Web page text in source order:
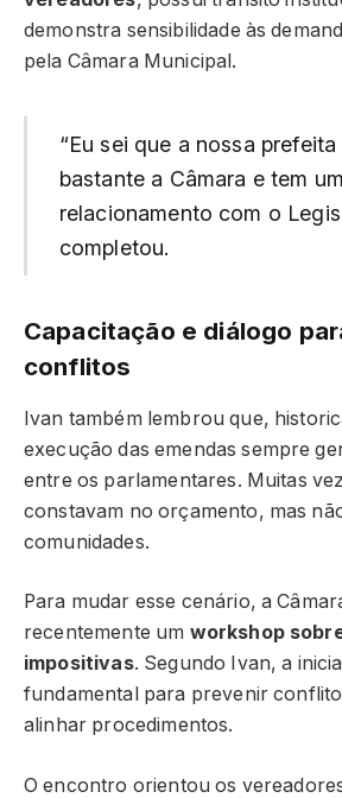
demonstra sensibilidade às
pela Câmara Municipal.
“Eu sei que a nossa
bastante a Câmara e tem
relacionamento com o
completou.
Capacitação e diálogo
conflitos
Ivan também lembrou que,
execução das emendas sempre
entre os parlamentares. Muitas
constavam no orçamento, mas
comunidades.
Para mudar esse cenário, a
recentemente um workshop
impositivas. Segundo Ivan, a
fundamental para prevenir
alinhar procedimentos.
O encontro orientou os